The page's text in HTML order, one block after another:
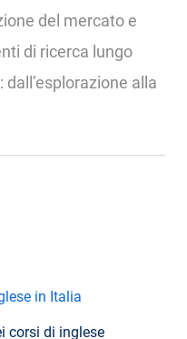
del mercato e
di ricerca lungo
alla
in Italia
corsi di inglese